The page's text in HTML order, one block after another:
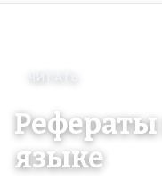
ЧИТАТЬ
языке